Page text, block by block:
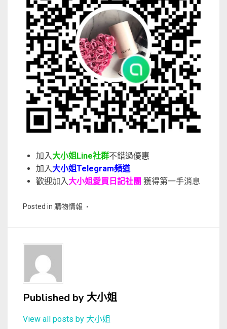
加入 大小姐Line社群不錯過優惠
加入 大小姐Telegram頻道
歡迎加入 大小姐愛買日記社團 獲得第一手消息
Posted in 購物情報
Published by大小姐
View all posts by 大小姐